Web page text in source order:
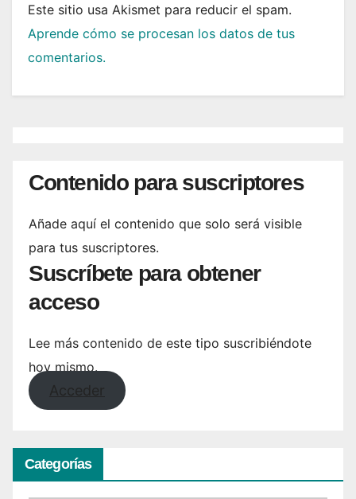
Este sitio usa Akismet para reducir el spam.
Aprende cómo se procesan los datos de tus
comentarios.
Contenido para suscriptores
Añade aquí el contenido que solo será visible
para tus suscriptores.
Suscríbete para obtener
acceso
Lee más contenido de este tipo suscribiéndote
hoy mismo.
Acceder
Categorías